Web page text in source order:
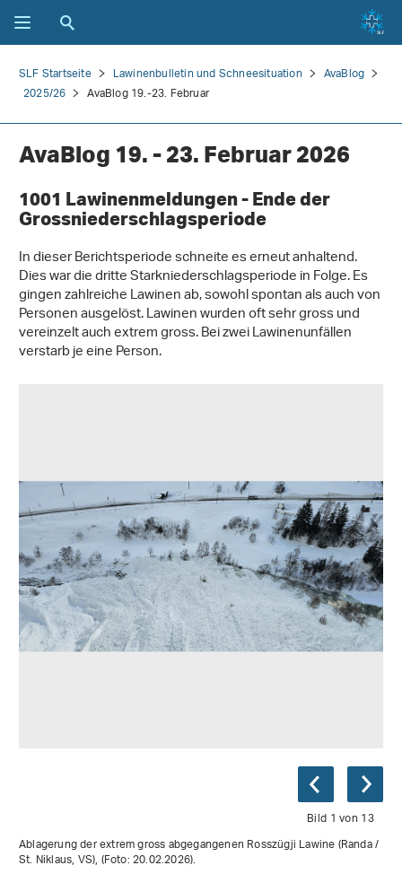
SLF Startseite Lawinenbulletin und Schneesituation
AvaBlog
2025/26
AvaBlog 19.-23. Februar
AvaBlog 19. - 23. Februar 2026
1001 Lawinenmeldungen - Ende der
Grossniederschlagsperiode
In dieser Berichtsperiode schneite es erneut anhaltend.
Dies war die dritte Starkniederschlagsperiode in Folge. Es
gingen zahlreiche Lawinen ab, sowohl spontan als auch von
Personen ausgelöst. Lawinen wurden oft sehr gross und
vereinzelt auch extrem gross. Bei zwei Lawinenunfällen
verstarb je eine Person.
Bild 1 von 13
Ablagerung der extrem gross abgegangenen Rosszügji Lawine (Randa /
St. Niklaus, VS), (Foto: 20.02.2026).